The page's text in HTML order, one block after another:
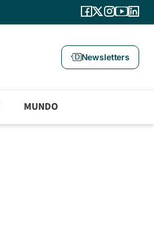
Newsletters
MUNDO